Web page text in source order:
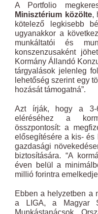
A Portfolio
Minisztérium közölte,
kötelező legkisebb
ugyanakkor a
munkáltatói és
konszenzusaként
Kormány Állandó
tárgyalások jelenleg
lehetőség szerint egy
hozását támogatná”.
Azt írják, hogy a 3-
eléréséhez a
összpontosít: a
elősegítésére a kis-
gazdasági
biztosítására. “A
éven belül a
millió forintra
Ebben a helyzetben a
a LIGA, a Magyar
Munkástanácsok